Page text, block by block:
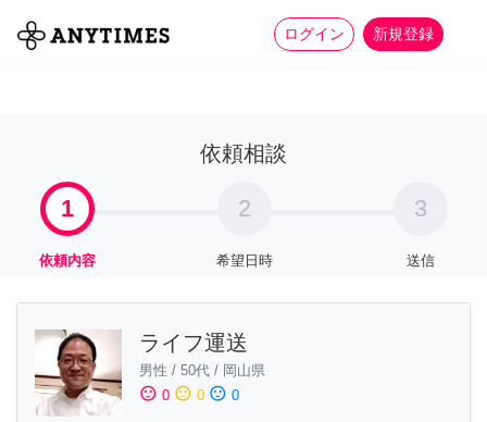
ログイン 新規登録
全て 家事 more_horiz
依頼相談
1
依頼内容
2
希望日時
3
送信
ライフ運送
男性 / 50代 / 岡山県
sentiment_satisfied 0 sentiment_neutral 0 sentiment_dissatisfied 0